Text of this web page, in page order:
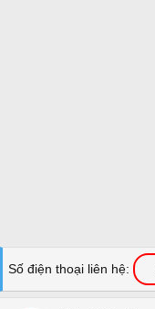
Số điện thoại liên hệ